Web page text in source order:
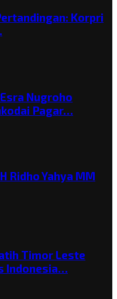
Korpri
Nugroho
Pagar…
Ridho Yahya MM
Timor Leste
Indonesia…